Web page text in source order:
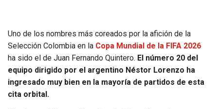
PACKERS
VIKINGS
FALCONS
TIMBERWOLVES
THUNDER
TRAIL BLAZERS
Uno de los nombres más coreados por la afición de la
Selección Colombia en la Copa Mundial de la FIFA 2026
ha sido el de Juan Fernando Quintero. El número 20 del
equipo dirigido por el argentino Néstor Lorenzo ha
ingresado muy bien en la mayoría de partidos de esta
cita orbital.